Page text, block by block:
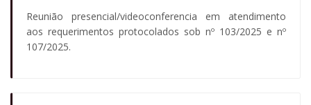
Reunião presencial/videoconferencia em atendimento
aos requerimentos protocolados sob nº 103/2025 e nº
107/2025.